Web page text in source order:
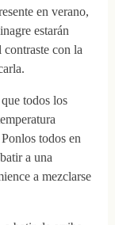
en verano,
estarán
contraste con la
todos los
todos en
a una
a mezclarse